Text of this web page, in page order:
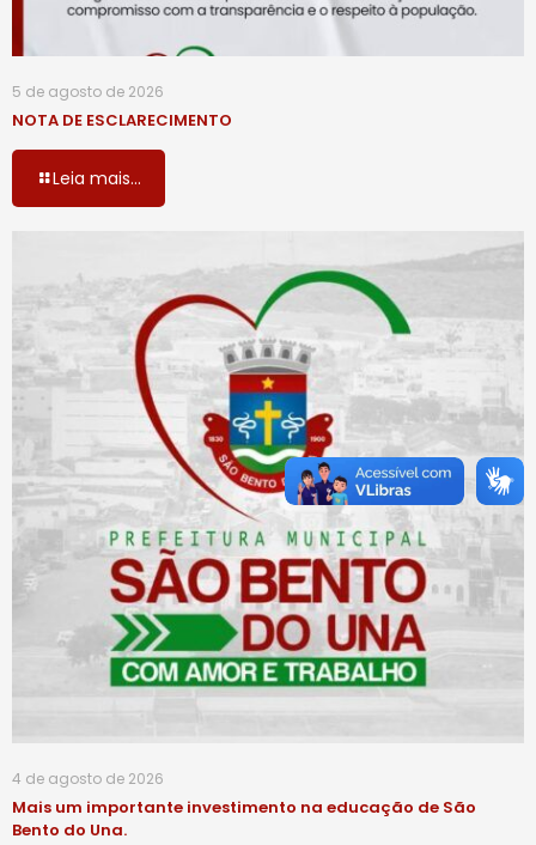
5 de agosto de 2026
NOTA DE ESCLARECIMENTO
Leia mais...
4 de agosto de 2026
Mais um importante investimento na educação de São
Bento do Una.